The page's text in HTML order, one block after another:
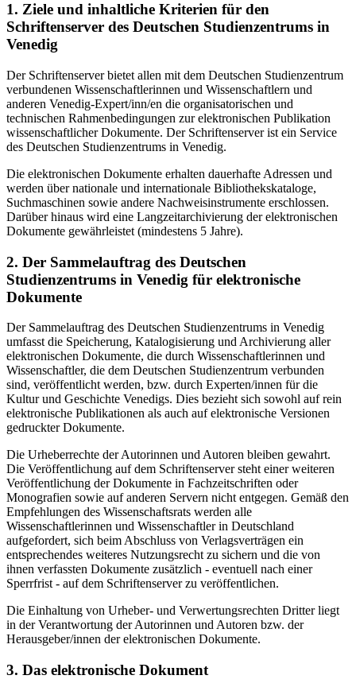
1. Ziele und inhaltliche Kriterien für den
Schriftenserver des Deutschen Studienzentrums in
Venedig
Der Schriftenserver bietet allen mit dem Deutschen Studienzentrum
verbundenen Wissenschaftlerinnen und Wissenschaftlern und
anderen Venedig-Expert/inn/en die organisatorischen und
technischen Rahmenbedingungen zur elektronischen Publikation
wissenschaftlicher Dokumente. Der Schriftenserver ist ein Service
des Deutschen Studienzentrums in Venedig.
Die elektronischen Dokumente erhalten dauerhafte Adressen und
werden über nationale und internationale Bibliothekskataloge,
Suchmaschinen sowie andere Nachweisinstrumente erschlossen.
Darüber hinaus wird eine Langzeitarchivierung der elektronischen
Dokumente gewährleistet (mindestens 5 Jahre).
2. Der Sammelauftrag des Deutschen
Studienzentrums in Venedig für elektronische
Dokumente
Der Sammelauftrag des Deutschen Studienzentrums in Venedig
umfasst die Speicherung, Katalogisierung und Archivierung aller
elektronischen Dokumente, die durch Wissenschaftlerinnen und
Wissenschaftler, die dem Deutschen Studienzentrum verbunden
sind, veröffentlicht werden, bzw. durch Experten/innen für die
Kultur und Geschichte Venedigs. Dies bezieht sich sowohl auf rein
elektronische Publikationen als auch auf elektronische Versionen
gedruckter Dokumente.
Die Urheberrechte der Autorinnen und Autoren bleiben gewahrt.
Die Veröffentlichung auf dem Schriftenserver steht einer weiteren
Veröffentlichung der Dokumente in Fachzeitschriften oder
Monografien sowie auf anderen Servern nicht entgegen. Gemäß den
Empfehlungen des Wissenschaftsrats werden alle
Wissenschaftlerinnen und Wissenschaftler in Deutschland
aufgefordert, sich beim Abschluss von Verlagsverträgen ein
entsprechendes weiteres Nutzungsrecht zu sichern und die von
ihnen verfassten Dokumente zusätzlich - eventuell nach einer
Sperrfrist - auf dem Schriftenserver zu veröffentlichen.
Die Einhaltung von Urheber- und Verwertungsrechten Dritter liegt
in der Verantwortung der Autorinnen und Autoren bzw. der
Herausgeber/innen der elektronischen Dokumente.
3. Das elektronische Dokument